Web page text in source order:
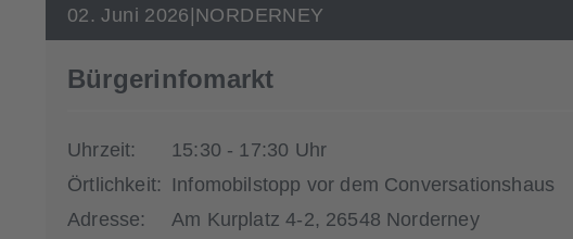
02. Juni 2026 NORDERNEY
Bürgerinfomarkt
Uhrzeit:
15:30 - 17:30 Uhr
Örtlichkeit:
Infomobilstopp vor dem Conversationshaus
Adresse:
Am Kurplatz 4-2, 26548 Norderney